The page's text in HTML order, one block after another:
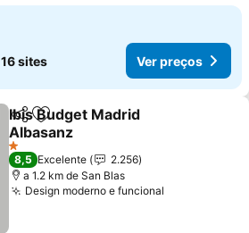
16 sites Ver preços
PartilharAdicionar aos favoritos
Ibis Budget Madrid
Albasanz
1 Estrelas
8,5 Excelente
2.256
a 1.2 km de San Blas
Design moderno e funcional